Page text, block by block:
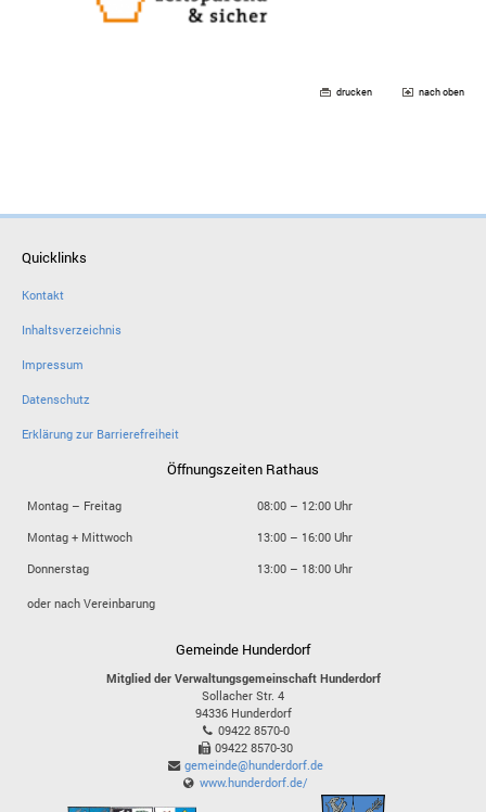
drucken nach oben
Quicklinks
Kontakt
Inhaltsverzeichnis
Impressum
Datenschutz
Erklärung zur Barrierefreiheit
Öffnungszeiten Rathaus
Montag – Freitag
08:00 – 12:00 Uhr
Montag + Mittwoch
13:00 – 16:00 Uhr
Donnerstag
13:00 – 18:00 Uhr
oder nach Vereinbarung
Gemeinde Hunderdorf
Mitglied der Verwaltungsgemeinschaft Hunderdorf
Sollacher Str. 4
94336 Hunderdorf
09422 8570-0
09422 8570-30
gemeinde@hunderdorf.de
www.hunderdorf.de/